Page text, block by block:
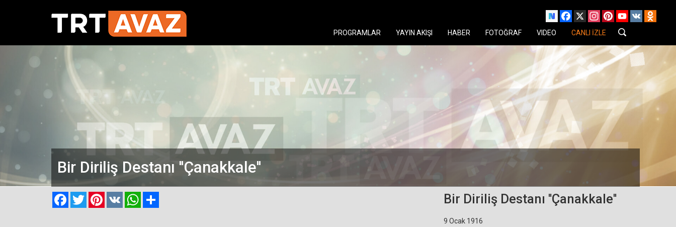
Facebook
X Instagram
PinterestYouTube
VK
PROGRAMLAR YAYIN AKIŞI HABER FOTOĞRAF VIDEO CANLI İZLE
Bir Diriliş Destanı ''Çanakkale''
FacebookTwitterPinterest
VK WhatsApp Bir Diriliş Destanı ''Çanakkale''
9 Ocak 1916